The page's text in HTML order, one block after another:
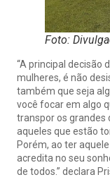
Foto:
“A principal decisão
mulheres, é não
também que seja
você focar em algo
transpor os grandes
aqueles que estão
Porém, ao ter
acredita no seu
de todos.” declara